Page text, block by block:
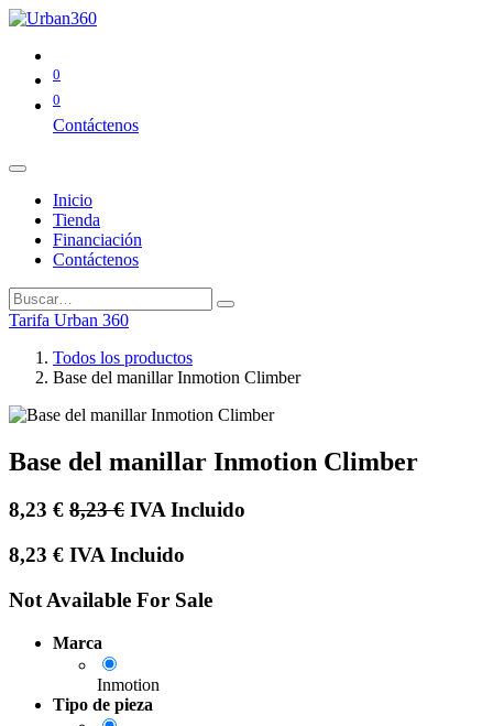
0
0
Contáctenos
Inicio
Tienda
Financiación
Contáctenos
Tarifa Urban 360
Todos los productos
Base del manillar Inmotion Climber
Base del manillar Inmotion Climber
8,23 € 8,23€ IVA Incluido
8,23 € IVA Incluido
Not Available For Sale
Marca
Inmotion
Tipo de pieza